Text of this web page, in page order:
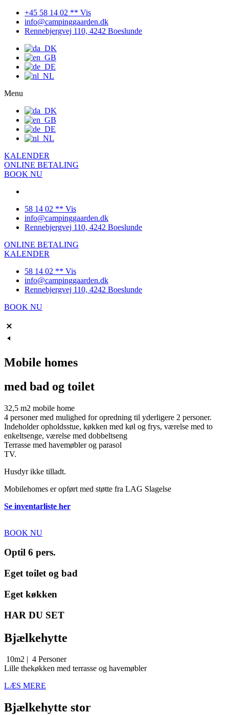
+45 58 14 02 ** Vis
info@campinggaarden.dk
Rennebjergvej 110, 4242 Boeslunde
Menu
KALENDER
ONLINE BETALING
BOOK NU
58 14 02 ** Vis
info@campinggaarden.dk
Rennebjergvej 110, 4242 Boeslunde
ONLINE BETALING
KALENDER
58 14 02 ** Vis
info@campinggaarden.dk
Rennebjergvej 110, 4242 Boeslunde
BOOK NU
Mobile homes
med bad og toilet
32,5 m2 mobile home
4 personer med mulighed for opredning til yderligere 2 personer.
Indeholder opholdsstue, køkken med køl og frys, værelse med to
enkeltsenge, værelse med dobbeltseng
Terrasse med havemøbler og parasol
TV.
Husdyr ikke tilladt.
Mobilehomes er opført med støtte fra LAG Slagelse
Se inventarliste her
BOOK NU
Optil 6 pers.
Eget toilet og bad
Eget køkken
HAR DU SET
Bjælkehytte
10m2 | 4 Personer
Lille thekøkken med terrasse og havemøbler
LÆS MERE
Bjælkehytte stor